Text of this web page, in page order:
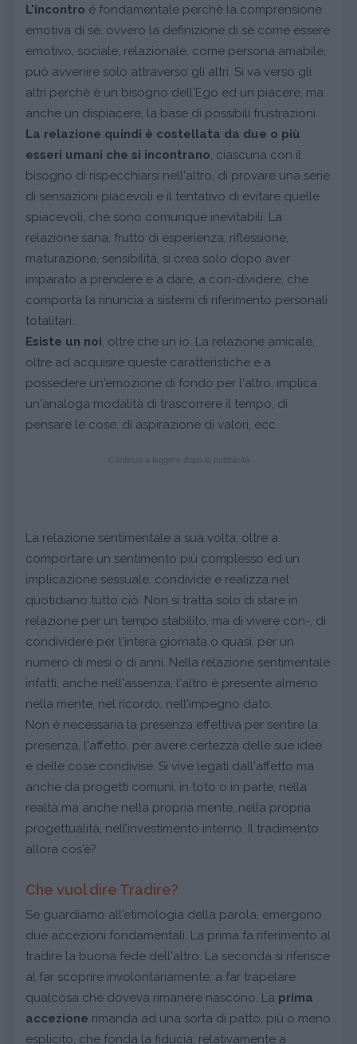
L'incontro è fondamentale perchè la comprensione
emotiva di sè, ovvero la definizione di sè come essere
emotivo, sociale, relazionale, come persona amabile,
può avvenire solo attraverso gli altri. Si va verso gli
altri perchè è un bisogno dell'Ego ed un piacere, ma
anche un dispiacere, la base di possibili frustrazioni.
La relazione quindi è costellata da due o più
esseri umani che si incontrano , ciascuna con il
bisogno di rispecchiarsi nell'altro, di provare una serie
di sensazioni piacevoli e il tentativo di evitare quelle
spiacevoli, che sono comunque inevitabili. La
relazione sana, frutto di esperienza, riflessione,
maturazione, sensibilità, si crea solo dopo aver
imparato a prendere e a dare, a con-dividere, che
comporta la rinuncia a sistemi di riferimento personali
totalitari.
Esiste un noi , oltre che un io. La relazione amicale,
oltre ad acquisire queste caratteristiche e a
possedere un'emozione di fondo per l'altro, implica
un'analoga modalità di trascorrere il tempo, di
pensare le cose, di aspirazione di valori, ecc.
La relazione sentimentale a sua volta, oltre a
comportare un sentimento più complesso ed un
implicazione sessuale, condivide e realizza nel
quotidiano tutto ciò. Non si tratta solo di stare in
relazione per un tempo stabilito, ma di vivere con-, di
condividere per l'intera giornata o quasi, per un
numero di mesi o di anni. Nella relazione sentimentale
infatti, anche nell'assenza, l'altro è presente almeno
nella mente, nel ricordo, nell'impegno dato.
Non è necessaria la presenza effettiva per sentire la
presenza, l'affetto, per avere certezza delle sue idee
e delle cose condivise. Si vive legati dall'affetto ma
anche da progetti comuni, in toto o in parte, nella
realtà ma anche nella propria mente, nella propria
progettualità, nell’investimento interno. Il tradimento
allora cos'è?
Che vuol dire Tradire?
Se guardiamo all'etimologia della parola, emergono
due accezioni fondamentali. La prima fa riferimento al
tradire la buona fede dell'altro. La seconda si riferisce
al far scoprire involontariamente, a far trapelare
qualcosa che doveva rimanere nascono. La prima
accezione rimanda ad una sorta di patto, più o meno
esplicito, che fonda la fiducia, relativamente a